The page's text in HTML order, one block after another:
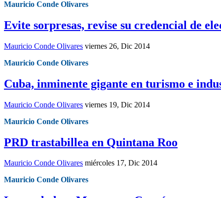
Mauricio Conde Olivares
Evite sorpresas, revise su credencial de
Mauricio Conde Olivares viernes 26, Dic 2014
Mauricio Conde Olivares
Cuba, inminente gigante en turismo e
Mauricio Conde Olivares viernes 19, Dic 2014
Mauricio Conde Olivares
PRD trastabillea en Quintana Roo
Mauricio Conde Olivares miércoles 17, Dic 2014
Mauricio Conde Olivares